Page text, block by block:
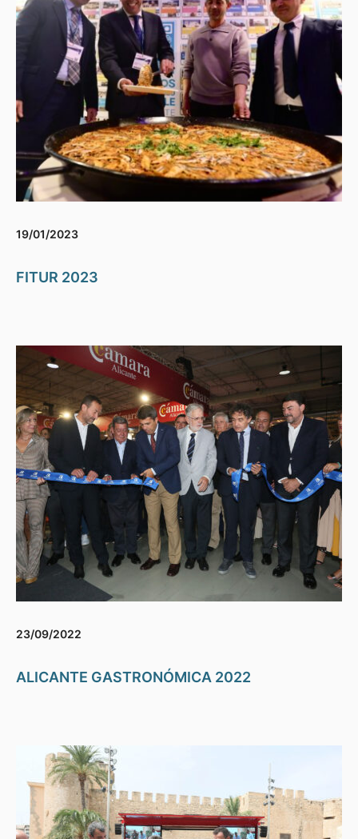
19/01/2023
FITUR 2023
23/09/2022
ALICANTE GASTRONÓMICA 2022